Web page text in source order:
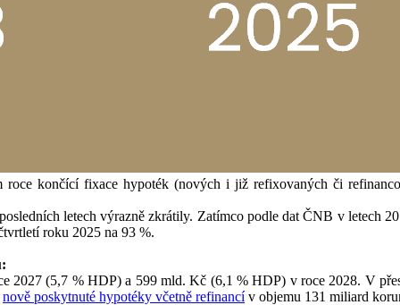
roce končící fixace hypoték (nových i již refixovaných či
letech výrazně zkrátily. Zatímco podle dat ČNB v letech
roku 2025 na 93 %.
2027 (5,7 % HDP) a 599 mld. Kč (6,1 % HDP) v roce 2028. V
nově poskytnuté hypotéky včetně refinancív objemu 131 miliard